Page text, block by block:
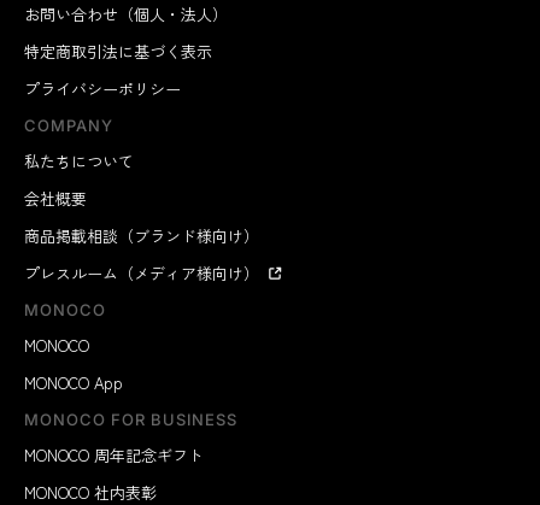
お問い合わせ（個人・法人）
特定商取引法に基づく表示
プライバシーポリシー
COMPANY
私たちについて
会社概要
商品掲載相談（ブランド様向け）
プレスルーム（メディア様向け）
MONOCO
MONOCO
MONOCO App
MONOCO FOR BUSINESS
MONOCO 周年記念ギフト
MONOCO 社内表彰